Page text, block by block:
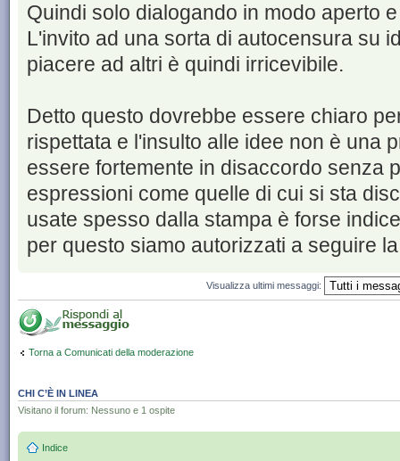
Quindi solo dialogando in modo aperto
L'invito ad una sorta di autocensura su
piacere ad altri è quindi irricevibile.
Detto questo dovrebbe essere chiaro
rispettata e l'insulto alle idee non è una
essere fortemente in disaccordo senza
espressioni come quelle di cui si sta
usate spesso dalla stampa è forse
per questo siamo autorizzati a seguire
Visualizza ultimi messaggi:
Torna a Comunicati della moderazione
CHI C’È IN LINEA
Visitano il forum: Nessuno e 1 ospite
Indice